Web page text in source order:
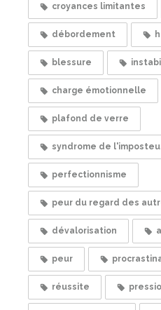
croyances limitantes
débordement
blessure
charge émotionnelle
plafond de verre
syndrome de
perfectionnisme
peur du regard des
dévalorisation
peur
réussite